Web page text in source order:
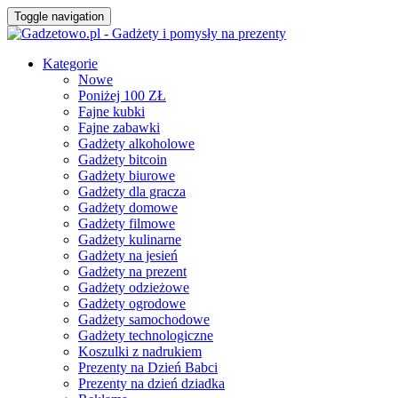
Toggle navigation
Kategorie
Nowe
Poniżej 100 ZŁ
Fajne kubki
Fajne zabawki
Gadżety alkoholowe
Gadżety bitcoin
Gadżety biurowe
Gadżety dla gracza
Gadżety domowe
Gadżety filmowe
Gadżety kulinarne
Gadżety na jesień
Gadżety na prezent
Gadżety odzieżowe
Gadżety ogrodowe
Gadżety samochodowe
Gadżety technologiczne
Koszulki z nadrukiem
Prezenty na Dzień Babci
Prezenty na dzień dziadka